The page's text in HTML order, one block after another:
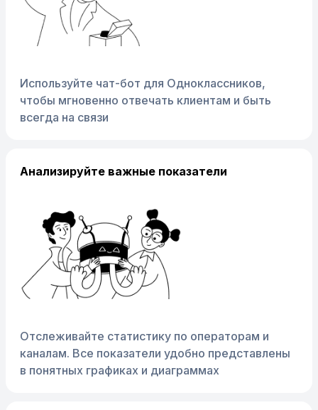
Используйте чат-бот для Одноклассников,
чтобы мгновенно отвечать клиентам и быть
всегда на связи
Анализируйте важные показатели
Отслеживайте статистику по операторам и
каналам. Все показатели удобно представлены
в понятных графиках и диаграммах